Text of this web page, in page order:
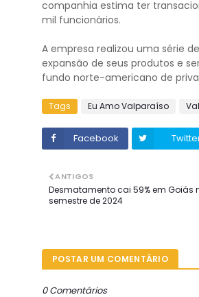
companhia estima ter
mil funcionários.
A empresa realizou uma série
expansão de seus produtos e
fundo norte-americano de
Tags Eu Amo Valparaíso
Facebook
ANTIGOS
Desmatamento cai 59% em Goiás
semestre de 2024
POSTAR UM COMENTÁRIO
0 Comentários